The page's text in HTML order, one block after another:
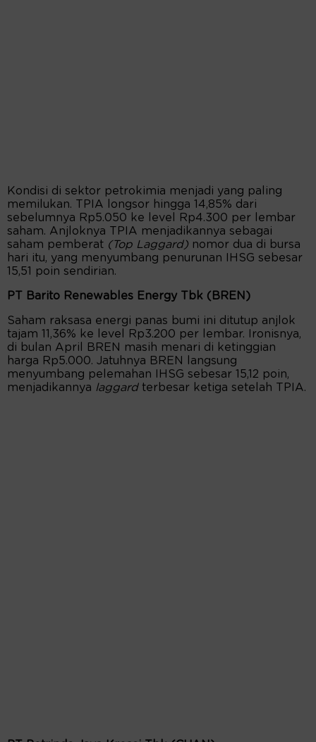
Kondisi di sektor petrokimia menjadi yang paling
memilukan. TPIA longsor hingga 14,85% dari
sebelumnya Rp5.050 ke level Rp4.300 per lembar
saham. Anjloknya TPIA menjadikannya sebagai
saham pemberat (Top Laggard) nomor dua di bursa
hari itu, yang menyumbang penurunan IHSG sebesar
15,51 poin sendirian.
PT Barito Renewables Energy Tbk (BREN)
Saham raksasa energi panas bumi ini ditutup anjlok
tajam 11,36% ke level Rp3.200 per lembar. Ironisnya,
di bulan April BREN masih menari di ketinggian
harga Rp5.000. Jatuhnya BREN langsung
menyumbang pelemahan IHSG sebesar 15,12 poin,
menjadikannya laggard terbesar ketiga setelah TPIA.